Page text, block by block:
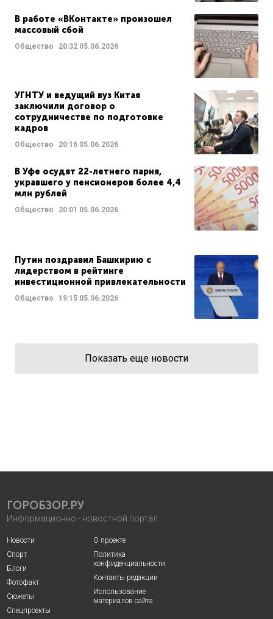
В работе «ВКонтакте» произошел
массовый сбой
Общество 20:32 05.06.2026
УГНТУ и ведущий вуз Китая
заключили договор о
сотрудничестве по подготовке
кадров
Общество 20:16 05.06.2026
В Уфе осудят 22-летнего парня,
укравшего у пенсионеров более 4,4
млн рублей
Общество 20:01 05.06.2026
Путин поздравил Башкирию с
лидерством в рейтинге
инвестиционной привлекательности
Общество 19:15 05.06.2026
Показать еще новости
ГОРОБЗОР.РУ
Информационно - новостной портал
Новости
Спорт
Блоги
Фотофакт
Сюжеты
Спецпроекты
О проекте
Политика
конфиденциальности
Контакты редакции
Использование
материалов сайта